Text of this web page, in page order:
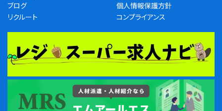
ブログ
リクルート
個人情報保護方針
コンプライアンス